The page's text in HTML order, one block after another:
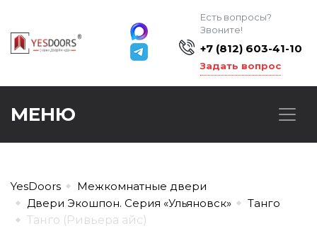
Есть вопросы?
Звоните!
+7 (812) 603-41-10
Задать вопрос
МЕНЮ
YesDoors
Межкомнатные двери
Двери Экошпон. Серия «Ульяновск»
Танго
Танго (Ривьера айс)